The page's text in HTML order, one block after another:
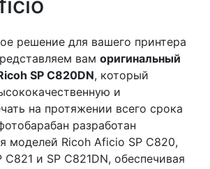
решение для вашего принтера
вам оригинальный
SP C820DN, который
и
на протяжении всего срока
разработан
моделей Ricoh Aficio SP C820,
C821 и SP C821DN, обеспечивая